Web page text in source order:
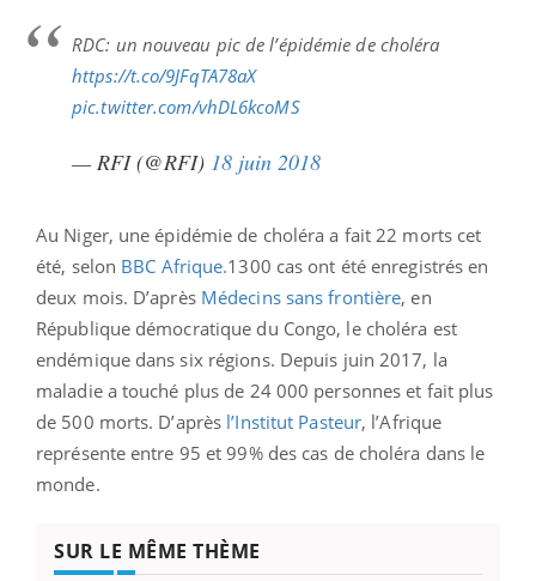
RDC: un nouveau pic de l’épidémie de choléra
https://t.co/9JFqTA78aX
pic.twitter.com/vhDL6kcoMS
— RFI (@RFI) 18 juin 2018
Au Niger, une épidémie de choléra a fait 22 morts cet
été, selon BBC Afrique.1300 cas ont été enregistrés en
deux mois. D’après Médecins sans frontière, en
République démocratique du Congo, le choléra est
endémique dans six régions. Depuis juin 2017, la
maladie a touché plus de 24 000 personnes et fait plus
de 500 morts. D’après l’Institut Pasteur, l’Afrique
représente entre 95 et 99% des cas de choléra dans le
monde.
SUR LE MÊME THÈME